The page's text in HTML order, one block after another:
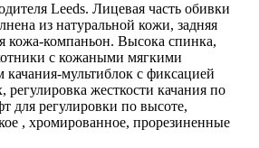
Leeds. Лицевая часть обивки
из натуральной кожи, задняя
кожа-компаньон. Высока спинка,
с кожаными мягкими
мультиблок с фиксацией
регулировка жесткости качания по
для регулировки по высоте,
, хромированное, прорезиненные